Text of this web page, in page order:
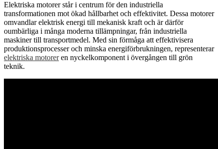
Elektriska motorer står i centrum för den industriella
transformationen mot ökad hållbarhet och effektivitet. Dessa motorer
omvandlar elektrisk energi till mekanisk kraft och är därför
oumbärliga i många moderna tillämpningar, från industriella
maskiner till transportmedel. Med sin förmåga att effektivisera
produktionsprocesser och minska energiförbrukningen, representerar
elektriska motoreren nyckelkomponent i övergången till grön
teknik.